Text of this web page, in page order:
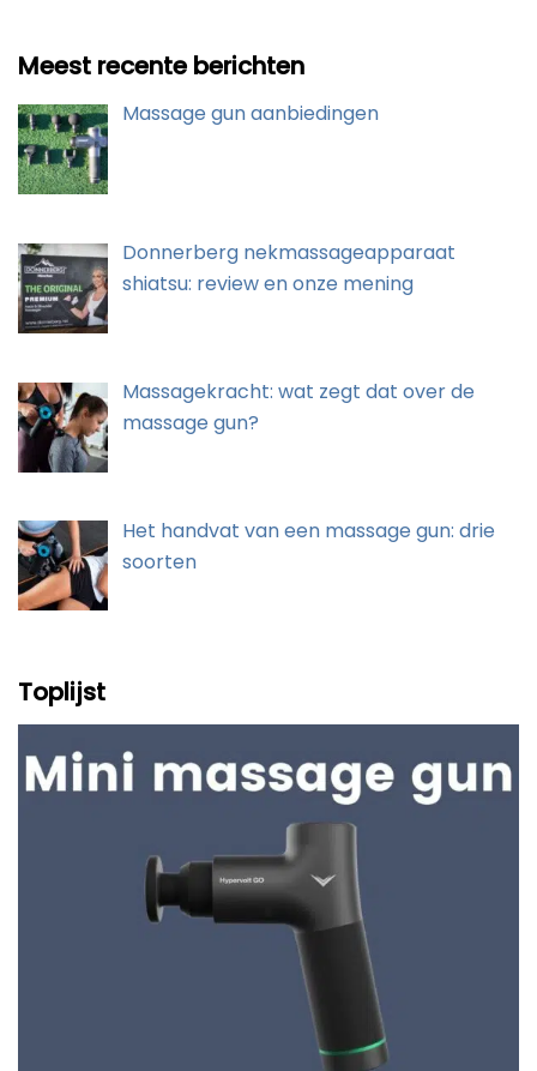
Meest recente berichten
Massage gun aanbiedingen
Donnerberg nekmassageapparaat
shiatsu: review en onze mening
Massagekracht: wat zegt dat over de
massage gun?
Het handvat van een massage gun: drie
soorten
Toplijst